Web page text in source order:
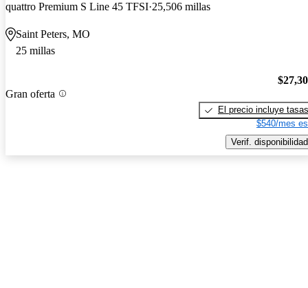
quattro Premium S Line 45 TFSI 25,506 millas
Saint Peters, MO
25 millas
Gran oferta
El precio incluye tasas
$540/mes
Verif. disponibilidad